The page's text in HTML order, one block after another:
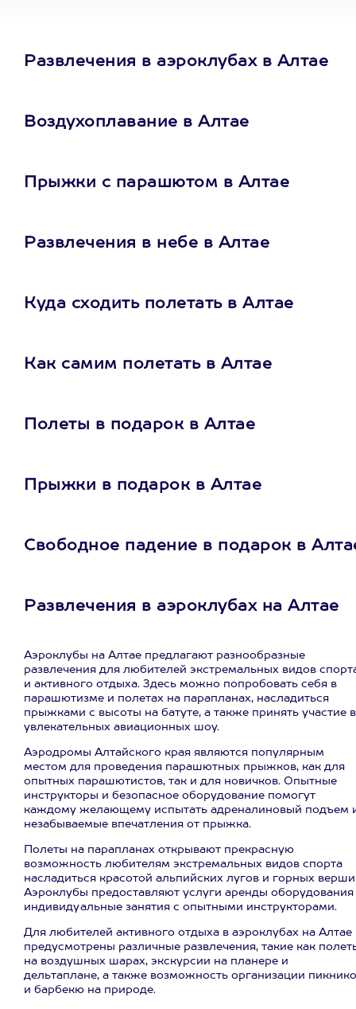
Развлечения в аэроклубах в Алтае
Воздухоплавание в Алтае
Прыжки с парашютом в Алтае
Развлечения в небе в Алтае
Куда сходить полетать в Алтае
Как самим полетать в Алтае
Полеты в подарок в Алтае
Прыжки в подарок в Алтае
Свободное падение в подарок в
Развлечения в аэроклубах на Алтае
Аэроклубы на Алтае предлагают разнообразные
развлечения для любителей экстремальных видов
и активного отдыха. Здесь можно попробовать себя в
парашютизме и полетах на парапланах, насладиться
прыжками с высоты на батуте, а также принять участие в
увлекательных авиационных шоу.
Аэродромы Алтайского края являются популярным
местом для проведения парашютных прыжков, как для
опытных парашютистов, так и для новичков. Опытные
инструкторы и безопасное оборудование помогут
каждому желающему испытать адреналиновый подъем
незабываемые впечатления от прыжка.
Полеты на парапланах открывают прекрасную
возможность любителям экстремальных видов спорта
насладиться красотой альпийских лугов и горных
Аэроклубы предоставляют услуги аренды оборудования
индивидуальные занятия с опытными инструкторами.
Для любителей активного отдыха в аэроклубах на Алтае
предусмотрены различные развлечения, такие как
на воздушных шарах, экскурсии на планере и
дельтаплане, а также возможность организации
и барбекю на природе.